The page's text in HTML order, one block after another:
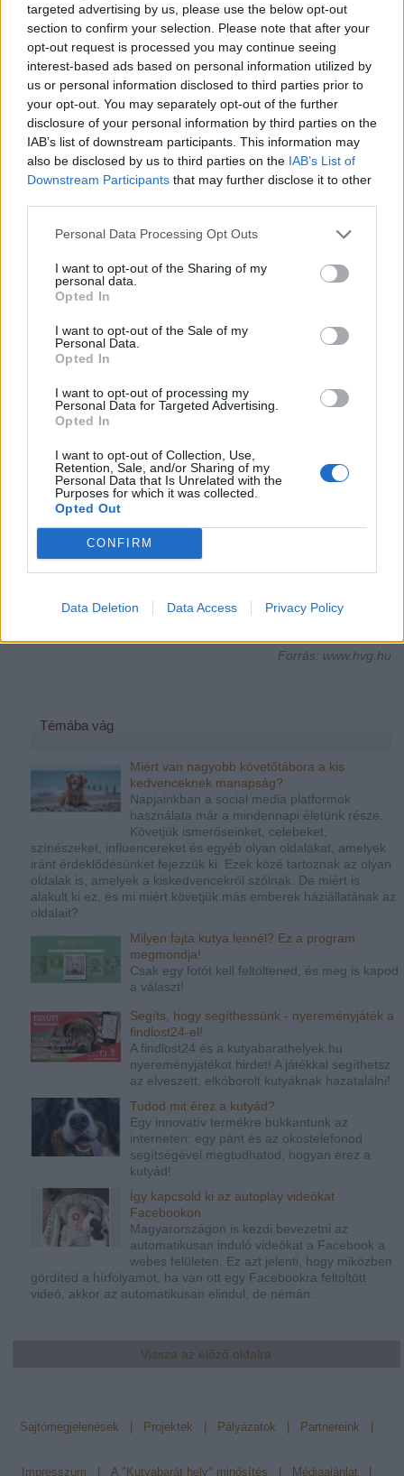
targeted advertising by us, please use the below opt-out
section to confirm your selection. Please note that after your
opt-out request is processed you may continue seeing
interest-based ads based on personal information utilized by
us or personal information disclosed to third parties prior to
your opt-out. You may separately opt-out of the further
disclosure of your personal information by third parties on the
IAB’s list of downstream participants. This information may
also be disclosed by us to third parties on the IAB’s List of
Downstream Participants that may further disclose it to other
Personal Data Processing Opt Outs
I want to opt-out of the Sharing of my
personal data.
Opted In
I want to opt-out of the Sale of my
Personal Data.
Opted In
I want to opt-out of processing my
Personal Data for Targeted Advertising.
Opted In
I want to opt-out of Collection, Use,
Retention, Sale, and/or Sharing of my
Personal Data that Is Unrelated with the
Purposes for which it was collected.
Opted Out
CONFIRM
Data Deletion Data Access Privacy Policy
Magyarországon körülbelül 2 millió kutya él, közülük százezer az
utcán kóborol. AVigyél haza kutyakereső alkalmazás
elveszett, elkóborolt állatok megtalálásában, illetve a gazdátlan
kutyák örökbe adásában segít. Az ingyenesen letölthető
alkalmazás segítségével az előzőleg felvitt adatokat bárki
megoszthatja mind az adatbázisban, mind a közösségi
oldalakon. A program automatikusan értesít mindenkit, akinek az
okostelefonján, tabletjén vagy pc-jén fut az alkalmazás, és 2 km-
en belül van. Ha pedig valaki kóbor kutyát lát és lefotózza,
bekerül az adatbázisba, csakúgy, mint az alkalmazást támogató
menhelyeken élő összes állat, így könnyebb megtalálni az
kutyát jelentettek be, 96 kóbor kutyát láttak és 54-et találtak és
alkalmazásához eddig 24 állatvédő szervezet csatlakozott.
Brian Hare, az evolúciós antropológia professzora egész karrierjét arra
kutyáinkat. A kutatásai annyira felkeltették a kutyatartók érdeklődését,
hogy Kip Frey jogászprofesszorral és néhány befektetővel
együttműködve létrehozták a
kommunikáció, a ravaszság és a gondolkodás területén). A teszt
végén egy 15-17 oldalas értékelést adnak a kutyáról, és az
Einstein – rendkívül okos jószág, Maverick – önfejű, magányos
farkas). Az oldalon elérhető, több mint 15 ezer kutyát tartalmazó
adatbázis segítségével a tulajdonosok összehasonlíthatják kutyáikat
más ebekkel is.
Forrás: www.hvg.hu
Témába vág
Miért van nagyobb követőtábora a kis
kedvenceknek manapság?
Napjainkban a social media platformok
használata már a mindennapi életünk része.
Követjük ismerőseinket, celebeket,
színészeket, influencereket és egyéb olyan oldalakat, amelyek
iránt érdeklődésünket fejezzük ki. Ezek közé tartoznak az olyan
oldalak is, amelyek a kiskedvencekről szólnak. De miért is
alakult ki ez, és mi miért követjük más emberek háziállatának az
oldalait?
Milyen fajta kutya lennél? Ez a program
megmondja!
Csak egy fotót kell feltöltened, és meg is kapod
a választ!
Segíts, hogy segíthessünk - nyereményjáték a
findlost24-el!
A findlost24 és a kutyabarathelyek.hu
nyereményjátékot hirdet! A játékkal segíthetsz
az elveszett, elkóborolt kutyáknak hazatalálni!
Tudod mit érez a kutyád?
Egy innovatív termékre bukkantunk az
interneten: egy pánt és az okostelefonod
segítségével megtudhatod, hogyan érez a
kutyád!
Így kapcsold ki az autoplay videókat
Facebookon
Magyarországon is kezdi bevezetni az
automatikusan induló videókat a Facebook a
webes felületen. Ez azt jelenti, hogy miközben
gördíted a hírfolyamot, ha van ott egy Facebookra feltöltött
videó, akkor az automatikusan elindul, de némán.
Vissza az előző oldalra
Sajtómegjelenések | Projektek | Pályázatok | Partnereink |
Impresszum | A "Kutyabarát hely" minősítés | Médiaajánlat |